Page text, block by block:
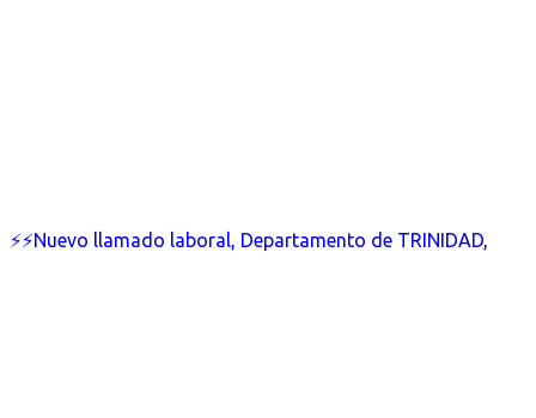
⚡⚡Nuevo llamado laboral, Departamento de TRINIDAD,